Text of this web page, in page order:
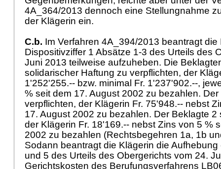
4A_364/2013 dennoch eine Stellungnahme
der Klägerin ein.
C.b. Im Verfahren 4A_394/2013 beantragt die
Dispositivziffer 1 Absätze 1-3 des Urteils des
Juni 2013 teilweise aufzuheben. Die
solidarischer Haftung zu verpflichten, der
1'252'255.-- bzw. minimal Fr. 1'237'902.--,
% seit dem 17. August 2002 zu bezahlen.
verpflichten, der Klägerin Fr. 75'948.-- nebst
17. August 2002 zu bezahlen. Der Beklagte 2
der Klägerin Fr. 18'169.-- nebst Zins von 5 %
2002 zu bezahlen (Rechtsbegehren 1a, 1b
Sodann beantragt die Klägerin die
und 5 des Urteils des Obergerichts vom 24.
Gerichtskosten des Berufungsverfahrens